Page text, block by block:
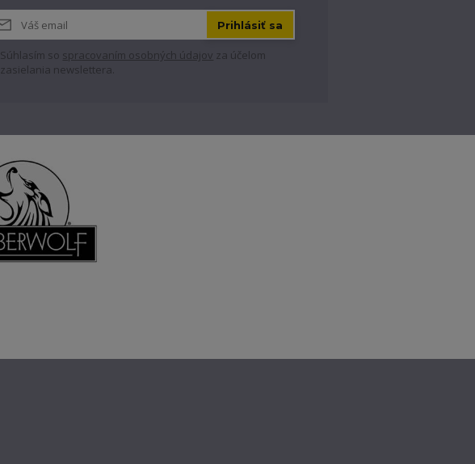
Prihlásiť sa
Súhlasím so spracovaním osobných údajov za účelom
zasielania newslettera.